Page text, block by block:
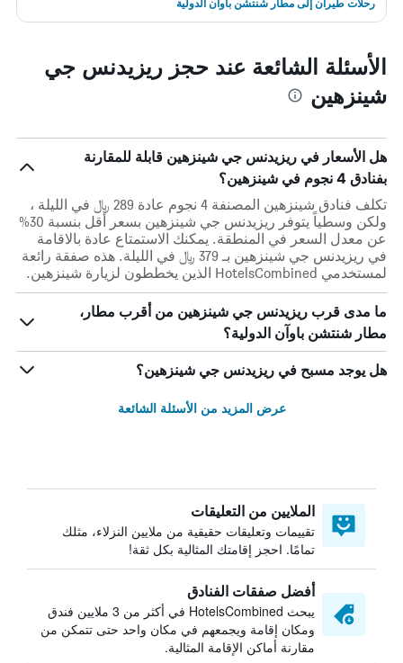
رحلات طيران إلى مطار شنتشن باوآن الدولية
الأسئلة الشائعة عند حجز ريزيدنس جي
شينزهين
هل الأسعار في ريزيدنس جي شينزهين قابلة للمقارنة
بفنادق 4 نجوم في شينزهين؟
تكلف فنادق شينزهين المصنفة 4 نجوم عادة 289 ﷼ في الليلة ،
ولكن وسطياً يتوفر ريزيدنس جي شينزهين بسعر أقل بنسبة 30%
عن معدل السعر في المنطقة. يمكنك الاستمتاع عادة بالاقامة
في ريزيدنس جي شينزهين بـ 379 ﷼ في الليلة. هذه صفقة رائعة
لمستخدمي HotelsCombined الذين يخططون لزيارة شينزهين.
ما مدى قرب ريزيدنس جي شينزهين من أقرب مطار،
مطار شنتشن باوآن الدولية؟
هل يوجد مسبح في ريزيدنس جي شينزهين؟
عرض المزيد من الأسئلة الشائعة
الملايين من التعليقات
تقييمات وتعليقات حقيقية من ملايين النزلاء، مثلك
تمامًا. احجز إقامتك المثالية بكل ثقة!
أفضل صفقات الفنادق
يبحث HotelsCombined في أكثر من 3 ملايين فندق
ومكان إقامة ويجمعهم في مكان واحد حتى تتمكن من
مقارنة أماكن الإقامة المثالية.